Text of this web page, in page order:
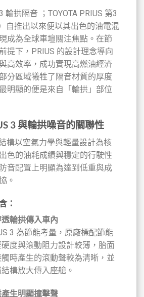
輪拱隔音 ；TOYOTA PRIUS 第3
自推出以來便以其出色的油電混
成為全球車壇關注焦點。在節
提下，PRIUS 的設計理念導向
高效率，成功實現高燃油經濟
分區域犧牲了隔音材質的厚度
明顯的便是來自「輪拱」部位
3 與輪拱噪音的關聯性
構以空氣力學與輕量設計為核
色的油耗成績與穩定的行駛性
音配置上明顯為達到低重與成
。
：
輪拱傳入車內
3 為節能考量，原廠標配節能
度與滾動阻力設計較薄，胎面
時產生的滾動聲較為清晰，並
構放大傳入座艙。
生明顯撞擊聲